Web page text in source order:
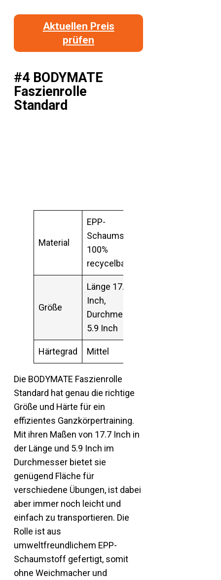
Aktuellen Preis
prüfen
#4 BODYMATE
Faszienrolle
Standard
Material
EPP-
Schaumstoff,
100%
recycelbar
Größe
Länge 17.7
Inch,
Durchmesser
5.9 Inch
Härtegrad Mittel
Die BODYMATE Faszienrolle
Standard hat genau die richtige
Größe und Härte für ein
effizientes Ganzkörpertraining.
Mit ihren Maßen von 17.7 Inch in
der Länge und 5.9 Inch im
Durchmesser bietet sie
genügend Fläche für
verschiedene Übungen, ist dabei
aber immer noch leicht und
einfach zu transportieren. Die
Rolle ist aus
umweltfreundlichem EPP-
Schaumstoff gefertigt, somit
ohne Weichmacher und